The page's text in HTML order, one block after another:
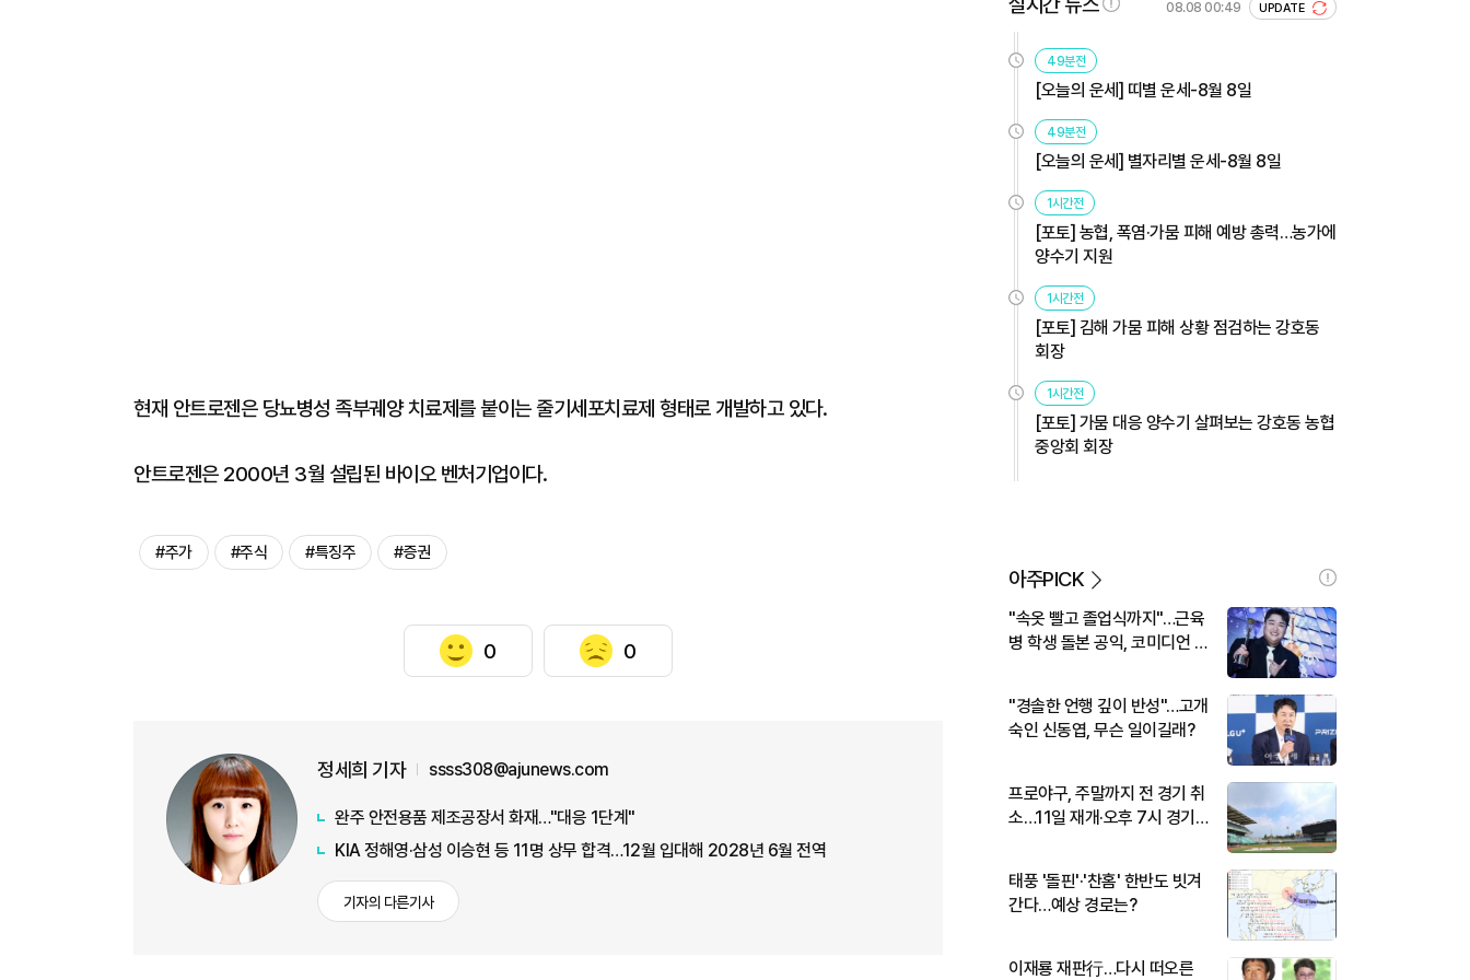
현재 안트로젠은 당뇨병성 족부궤양 치료제를 붙이는 줄기세포치료제 형태로 개발하고 있다.
안트로젠은 2000년 3월 설립된 바이오 벤처기업이다.
#주가 #주식 #특징주 #증권
0 0
정세희 기자 ssss308@ajunews.com
완주 안전용품 제조공장서 화재…"대응 1단계"
KIA 정해영·삼성 이승현 등 11명 상무 합격…12월 입대해 2028년 6월 전역
기자의 다른기사
08.08 00:49 UPDATE
49분전
[오늘의 운세] 띠별 운세-8월 8일
49분전
[오늘의 운세] 별자리별 운세-8월 8일
1시간전
[포토] 농협, 폭염·가뭄 피해 예방 총력…농가에
양수기 지원
1시간전
[포토] 김해 가뭄 피해 상황 점검하는 강호동
회장
1시간전
[포토] 가뭄 대응 양수기 살펴보는 강호동 농협
중앙회 회장
아주PICK
"속옷 빨고 졸업식까지"…근육
병 학생 돌본 공익, 코미디언 김
"경솔한 언행 깊이 반성"…고개
숙인 신동엽, 무슨 일이길래?
프로야구, 주말까지 전 경기 취
소…11일 재개·오후 7시 경기
태풍 '돌핀'·'찬홈' 한반도 빗겨
간다…예상 경로는?
이재룡 재판行…다시 떠오른